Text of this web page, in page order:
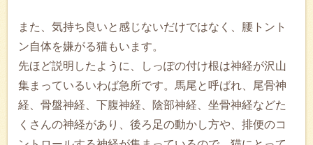
また、気持ち良いと感じないだけではなく、腰トント
ン自体を嫌がる猫もいます。
先ほど説明したように、しっぽの付け根は神経が沢山
集まっているいわば急所です。馬尾と呼ばれ、尾骨神
経、骨盤神経、下腹神経、陰部神経、坐骨神経などた
くさんの神経があり、後ろ足の動かし方や、排便のコ